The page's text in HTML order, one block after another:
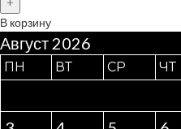
В корзину
Август 2026
ПН ВТ СР ЧТ